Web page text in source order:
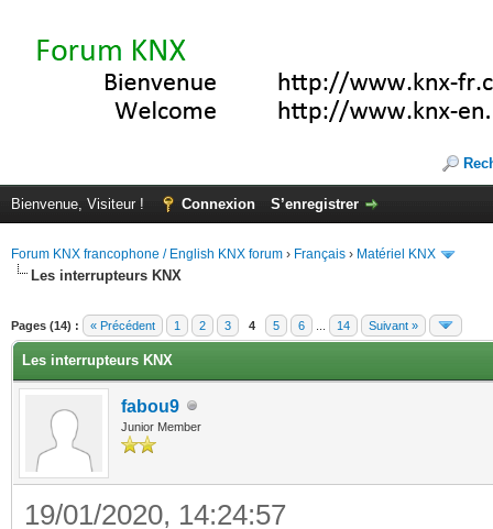
Bienvenue, Visiteur ! Connexion S’enregistrer
Forum KNX francophone / English KNX forum › Français › Matériel KNX
Les interrupteurs KNX
Pages (14) : « Précédent 1 2 3 4 5 6 14 Suivant »
Les interrupteurs KNX
fabou9
Junior Member
19/01/2020, 14:24:57